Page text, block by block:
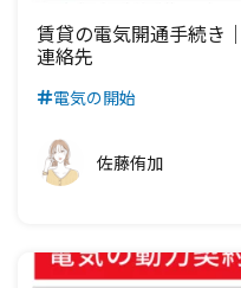
賃貸の電気開通手続き
連絡先
電気の開始
佐藤侑加